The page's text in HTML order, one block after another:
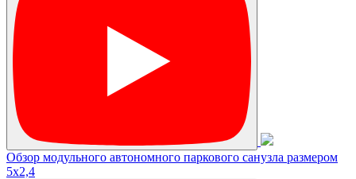
Обзор модульного автономного паркового санузла размером
5х2,4